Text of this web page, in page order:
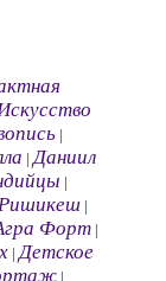
|Даниил
Форт|
|Детское
|